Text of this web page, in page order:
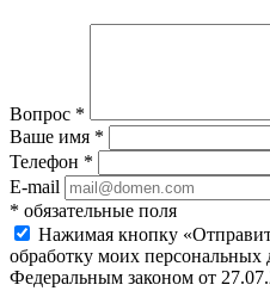
Вопрос *
Ваше имя *
Телефон *
E-mail
* обязательные поля
Нажимая кнопку
обработку моих персональных
Федеральным законом от